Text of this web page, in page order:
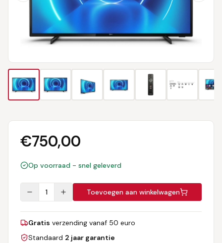
€750,00
Op voorraad - snel geleverd
1 Toevoegen aan winkelwagen
Gratis verzending vanaf 50 euro
Standaard 2 jaar garantie